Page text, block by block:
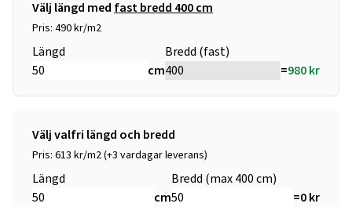
Välj längd med fast bredd 400 cm
Pris: 490 kr/m2
Längd
cm
Bredd (fast)
=980kr
Välj valfri längd och bredd
Pris: 613 kr/m2 (+3 vardagar leverans)
Längd
cm
Bredd (max 400 cm)
=0kr